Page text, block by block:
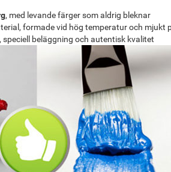
, med levande färger som aldrig bleknar
formade vid hög temperatur och mjukt
speciell beläggning och autentisk kvalitet